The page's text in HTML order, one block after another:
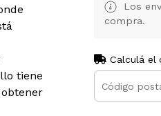
tiene
Los
compra.
Calculá el